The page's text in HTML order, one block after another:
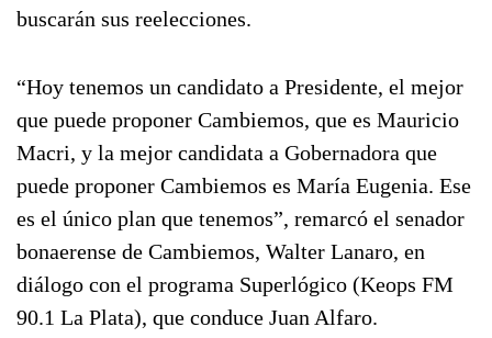
buscarán sus reelecciones.
“Hoy tenemos un candidato a Presidente, el mejor
que puede proponer Cambiemos, que es Mauricio
Macri, y la mejor candidata a Gobernadora que
puede proponer Cambiemos es María Eugenia. Ese
es el único plan que tenemos”, remarcó el senador
bonaerense de Cambiemos, Walter Lanaro, en
diálogo con el programa Superlógico (Keops FM
90.1 La Plata), que conduce Juan Alfaro.